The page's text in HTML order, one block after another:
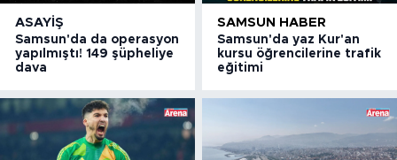
ASAYIŞ
Samsun'da da operasyon
yapılmıştı! 149 şüpheliye
dava
SAMSUN HABER
Samsun'da yaz Kur'an
kursu öğrencilerine trafik
eğitimi